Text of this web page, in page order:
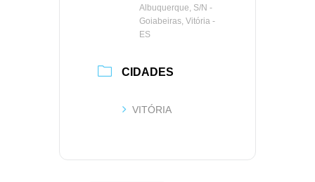
Albuquerque, S/N -
Goiabeiras, Vitória -
ES
CIDADES
VITÓRIA